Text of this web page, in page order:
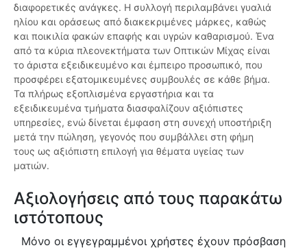
διαφορετικές ανάγκες. Η συλλογή περιλαμβάνει γυαλιά
ηλίου και οράσεως από διακεκριμένες μάρκες, καθώς
και ποικιλία φακών επαφής και υγρών καθαρισμού. Ένα
από τα κύρια πλεονεκτήματα των Οπτικών Μίχας είναι
το άριστα εξειδικευμένο και έμπειρο προσωπικό, που
προσφέρει εξατομικευμένες συμβουλές σε κάθε βήμα.
Τα πλήρως εξοπλισμένα εργαστήρια και τα
εξειδικευμένα τμήματα διασφαλίζουν αξιόπιστες
υπηρεσίες, ενώ δίνεται έμφαση στη συνεχή υποστήριξη
μετά την πώληση, γεγονός που συμβάλλει στη φήμη
τους ως αξιόπιστη επιλογή για θέματα υγείας των
ματιών.
Αξιολογήσεις από τους παρακάτω
ιστότοπους
Μόνο οι εγγεγραμμένοι χρήστες έχουν πρόσβαση